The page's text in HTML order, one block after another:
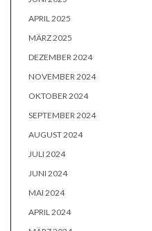
APRIL 2025
MÄRZ 2025
DEZEMBER 2024
NOVEMBER 2024
OKTOBER 2024
SEPTEMBER 2024
AUGUST 2024
JULI 2024
JUNI 2024
MAI 2024
APRIL 2024